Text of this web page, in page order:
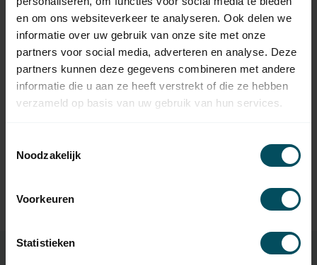
en om ons websiteverkeer te analyseren. Ook delen we
informatie over uw gebruik van onze site met onze
partners voor social media, adverteren en analyse. Deze
partners kunnen deze gegevens combineren met andere
informatie die u aan ze heeft verstrekt of die ze hebben
verzameld op basis van uw gebruik van hun services.
Noodzakelijk
Voorkeuren
Statistieken
Selve Anpassungssatz Ø 50
mm für Rohrmotor Typ 1
Auf Lager
SELVE
Selve Iveo Send 1-Kanal
Handsender
87,95